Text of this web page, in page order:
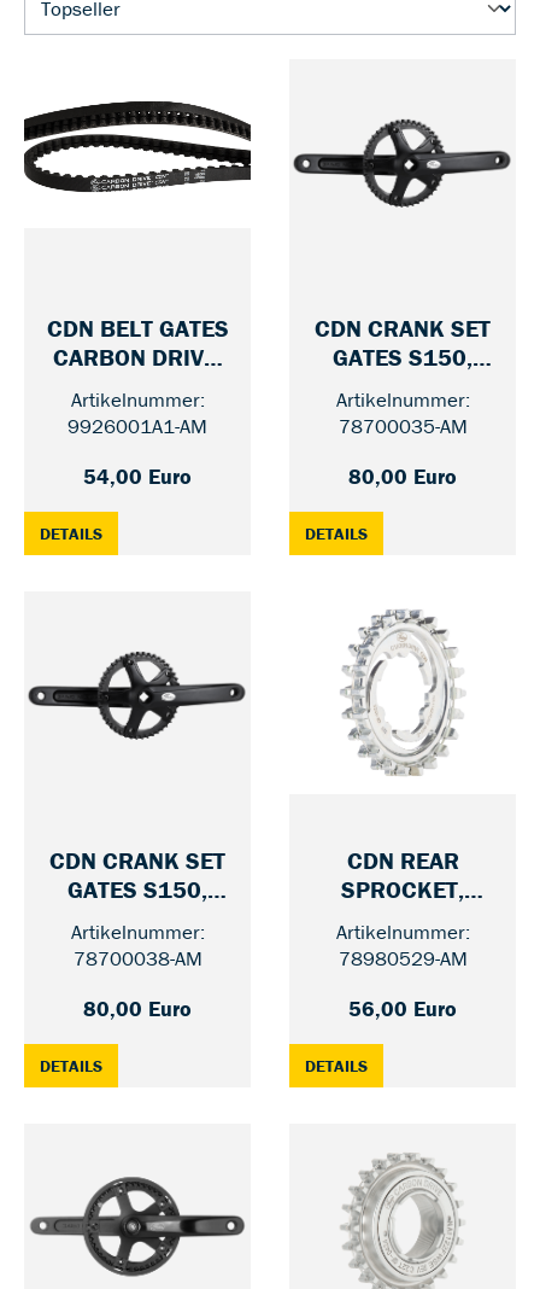
CDN BELT GATES
CARBON DRIVE,
BLACK
Artikelnummer:
9926001A1-AM
54,00 Euro
DETAILS: CDN BELT GATES CARBON DRIVE, BLACK — 111
CDN CRANK SET
GATES S150,
170 MM
Artikelnummer:
78700035-AM
80,00 Euro
DETAILS: CDN CRANK SET
CDN CRANK SET
GATES S150,
175 MM
Artikelnummer:
78700038-AM
80,00 Euro
DETAILS: CDN CRANK SET GATES S150, 175 MM — 46 / WITHOUT
CDN REAR
SPROCKET,
SHIMANO
Artikelnummer:
78980529-AM
56,00 Euro
DETAILS: CDN REAR